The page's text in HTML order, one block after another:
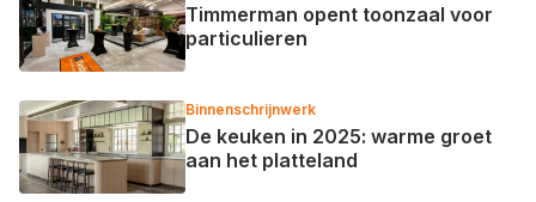
Timmerman opent toonzaal voor
particulieren
Binnenschrijnwerk
De keuken in 2025: warme groet
aan het platteland